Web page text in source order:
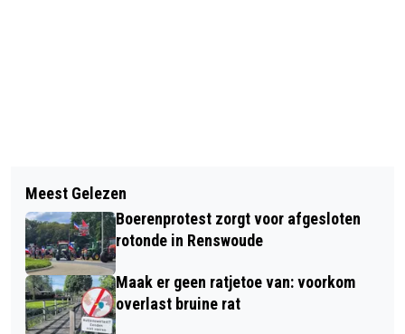
NIEUWE LAADPALEN | ELEKTRISCHE
AUTO’S
Meest Gelezen
Boerenprotest zorgt voor afgesloten
rotonde in Renswoude
Maak er geen ratjetoe van: voorkom
overlast bruine rat